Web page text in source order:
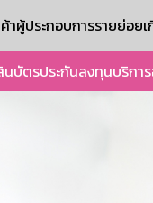
าผู้ประกอบการรายย่อย
นบัตรประกันลงทุนบริกา